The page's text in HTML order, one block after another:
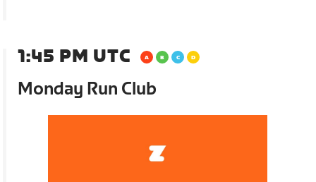
1:45 PM UTC
Monday Run Club